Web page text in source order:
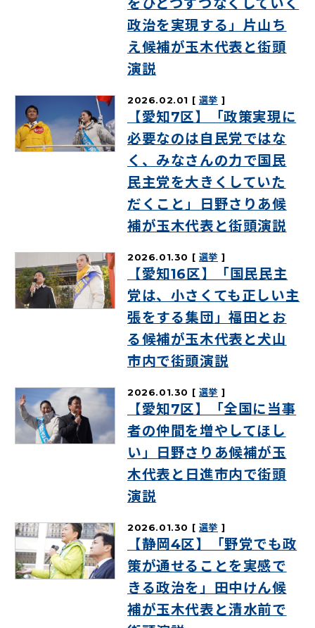
をひとつずつなくしていく
政治を実現する」片山ち
え候補が玉木代表と街頭
演説
2026.02.01 選挙
【愛知7区】「政策実現に
必要なのは自民党ではな
く、みなさんの力で国民
民主党を大きくしていた
だくこと」日野さりあ候
補が玉木代表と街頭演説
2026.01.30 選挙
【愛知16区】「国民民主
党は、小さくても正しい主
張をする集団」福田とお
る候補が玉木代表と犬山
市内で街頭演説
2026.01.30 選挙
【愛知7区】「全国に当事
者の仲間を増やしてほし
い」日野さりあ候補が玉
木代表と日進市内で街頭
演説
2026.01.30 選挙
【静岡4区】「野党でも政
策が通せることを実感で
きる政治を」田中けん候
補が玉木代表と清水前で